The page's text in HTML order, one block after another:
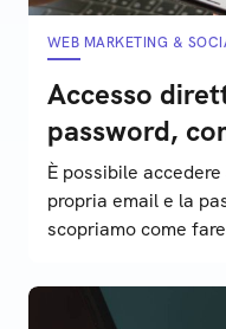
WEB MARKETING &
Accesso
password,
È possibile
propria email e la
scopriamo come